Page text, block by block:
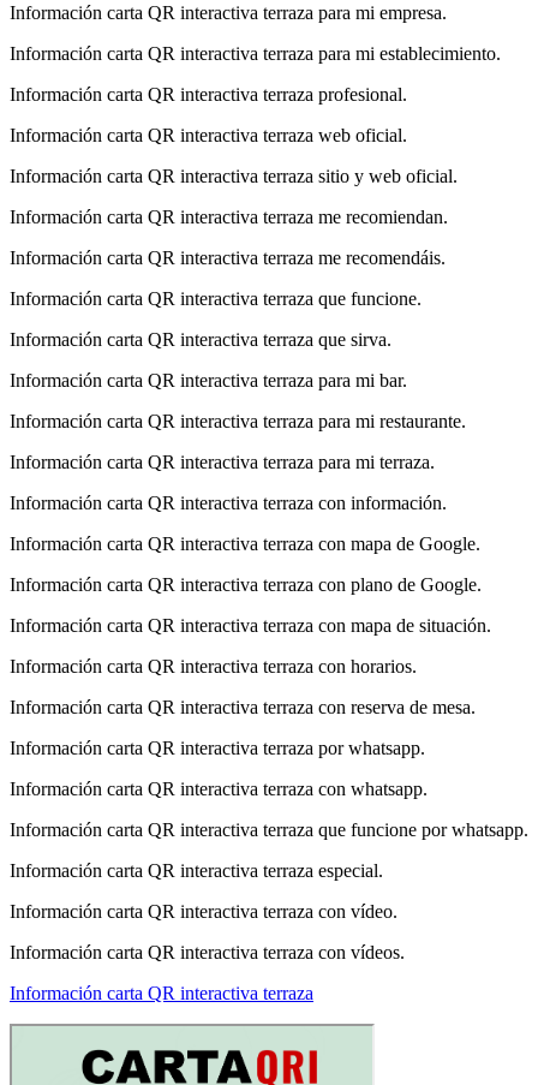
Información carta QR interactiva terraza para mi empresa.
Información carta QR interactiva terraza para mi establecimiento.
Información carta QR interactiva terraza profesional.
Información carta QR interactiva terraza web oficial.
Información carta QR interactiva terraza sitio y web oficial.
Información carta QR interactiva terraza me recomiendan.
Información carta QR interactiva terraza me recomendáis.
Información carta QR interactiva terraza que funcione.
Información carta QR interactiva terraza que sirva.
Información carta QR interactiva terraza para mi bar.
Información carta QR interactiva terraza para mi restaurante.
Información carta QR interactiva terraza para mi terraza.
Información carta QR interactiva terraza con información.
Información carta QR interactiva terraza con mapa de Google.
Información carta QR interactiva terraza con plano de Google.
Información carta QR interactiva terraza con mapa de situación.
Información carta QR interactiva terraza con horarios.
Información carta QR interactiva terraza con reserva de mesa.
Información carta QR interactiva terraza por whatsapp.
Información carta QR interactiva terraza con whatsapp.
Información carta QR interactiva terraza que funcione por whatsapp.
Información carta QR interactiva terraza especial.
Información carta QR interactiva terraza con vídeo.
Información carta QR interactiva terraza con vídeos.
Información carta QR interactiva terraza